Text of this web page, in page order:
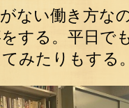
ない働き方な
する。平日で
みたりもする